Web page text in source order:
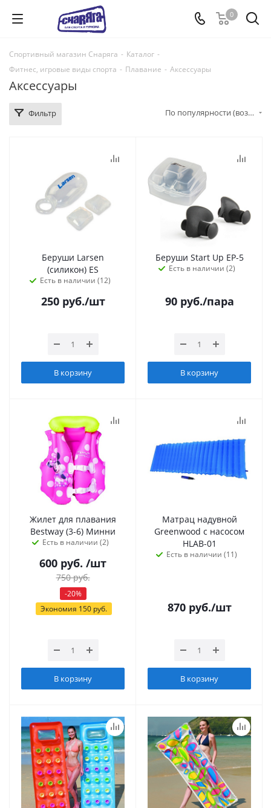
0
Спортивный магазин Снаряга - Каталог -
Фитнес, игровые виды спорта - Плавание - Аксессуары
Аксессуары
Фильтр По популярности (возрастание)
Беруши Larsen
(силикон) ES
Есть в наличии (12)
250руб./шт
В корзину
Беруши Start Up EP-5
Есть в наличии (2)
90руб./пара
В корзину
Жилет для плавания
Bestway (3-6) Минни
Есть в наличии (2)
600 руб. /шт
750руб.
-20%
Экономия 150 руб.
В корзину
Матрац надувной
Greenwood с насосом
HLAB-01
Есть в наличии (11)
870руб./шт
В корзину